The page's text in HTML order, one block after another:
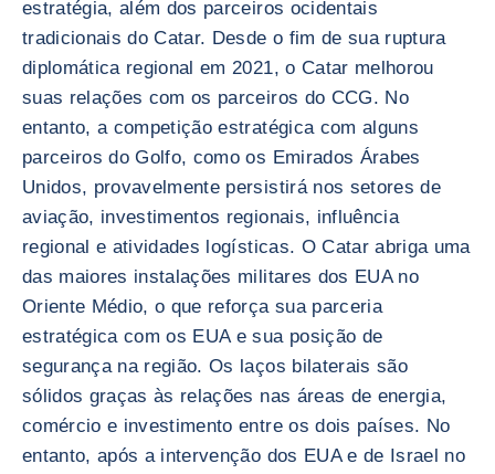
estratégia, além dos parceiros ocidentais
tradicionais do Catar. Desde o fim de sua ruptura
diplomática regional em 2021, o Catar melhorou
suas relações com os parceiros do CCG. No
entanto, a competição estratégica com alguns
parceiros do Golfo, como os Emirados Árabes
Unidos, provavelmente persistirá nos setores de
aviação, investimentos regionais, influência
regional e atividades logísticas. O Catar abriga uma
das maiores instalações militares dos EUA no
Oriente Médio, o que reforça sua parceria
estratégica com os EUA e sua posição de
segurança na região. Os laços bilaterais são
sólidos graças às relações nas áreas de energia,
comércio e investimento entre os dois países. No
entanto, após a intervenção dos EUA e de Israel no